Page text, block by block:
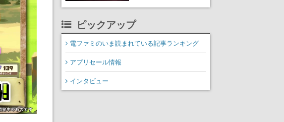
時に発表。応募サイトの
日～24日
ピックアップ
電ファミのいま読まれている記事ランキング
アプリセール情報
インタビュー